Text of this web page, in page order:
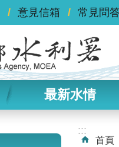
意見信箱 常見問答
最新水情
:::
首頁